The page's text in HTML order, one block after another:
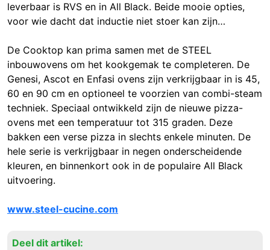
leverbaar is RVS en in All Black. Beide mooie opties,
voor wie dacht dat inductie niet stoer kan zijn…
De Cooktop kan prima samen met de STEEL
inbouwovens om het kookgemak te completeren. De
Genesi, Ascot en Enfasi ovens zijn verkrijgbaar in is 45,
60 en 90 cm en optioneel te voorzien van combi-steam
techniek. Speciaal ontwikkeld zijn de nieuwe pizza-
ovens met een temperatuur tot 315 graden. Deze
bakken een verse pizza in slechts enkele minuten. De
hele serie is verkrijgbaar in negen onderscheidende
kleuren, en binnenkort ook in de populaire All Black
uitvoering.
www.steel-cucine.com
Deel dit artikel: